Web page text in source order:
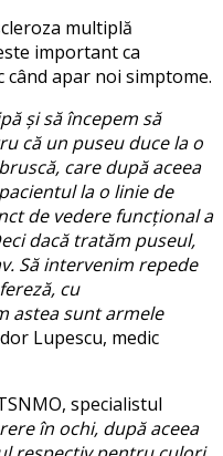
multiplă
important ca
când apar noi simptome.
și să începem să
că un puseu duce la o
care după aceea
la o linie de
de vedere funcțional a
dacă tratăm puseul,
Să intervenim repede
cu
astea sunt armele
Lupescu, medic
specialistul
în ochi, după aceea